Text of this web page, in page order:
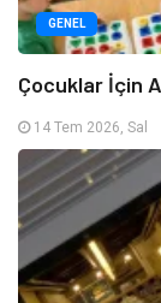
GENEL
Çocuklar İçin
14 Tem 2026, Sal